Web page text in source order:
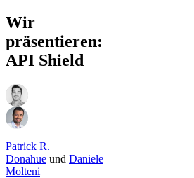
Wir
präsentieren:
API Shield
Patrick R.
Donahue und Daniele
Molteni